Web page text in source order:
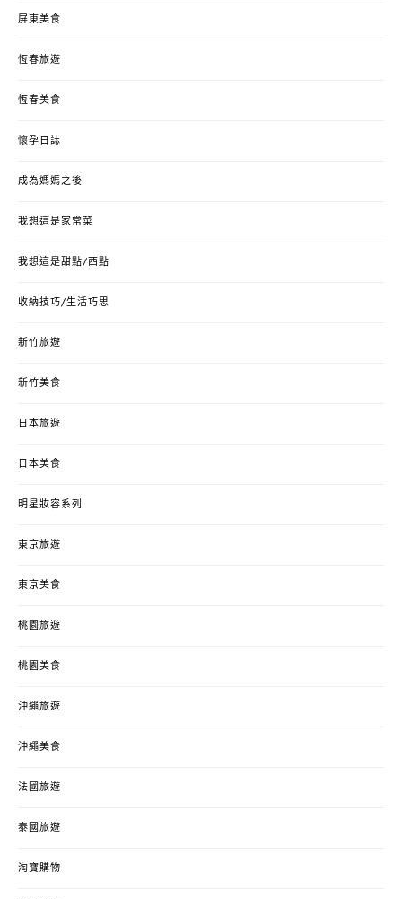
屏東美食
恆春旅遊
恆春美食
懷孕日誌
成為媽媽之後
我想這是家常菜
我想這是甜點/西點
收納技巧/生活巧思
新竹旅遊
新竹美食
日本旅遊
日本美食
明星妝容系列
東京旅遊
東京美食
桃園旅遊
桃園美食
沖繩旅遊
沖繩美食
法國旅遊
泰國旅遊
淘寶購物